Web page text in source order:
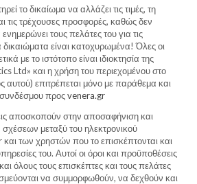
το δικαίωμα να αλλάζει τις τιμές, τη
τις τρέχουσες προσφορές, καθώς δεν
τους πελάτες του για τις
είναι κατοχυρωμένα! Όλες οι
με το ιστότοπο είναι ιδιοκτησία της
Ltd» και η χρήση του περιεχομένου στο
αυτού) επιτρέπεται μόνο με παράθεμα και
προςvenera.gr
αποσκοπούν στην αποσαφήνιση και
μεταξύ του ηλεκτρονικού
των χρηστών που το επισκέπτονται και
του. Αυτοί οι όροι και προϋποθέσεις
όλους τους επισκέπτες και τους πελάτες
να συμμορφωθούν, να δεχθούν και